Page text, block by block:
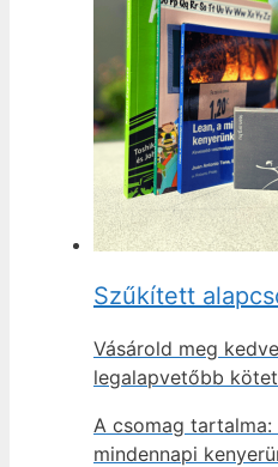
Szűkített
Vásárold meg
legalapvetőbb
A csomag tartalma:
mindennapi